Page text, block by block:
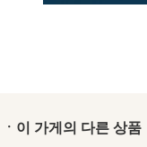
ㆍ이 가게의 다른 상품